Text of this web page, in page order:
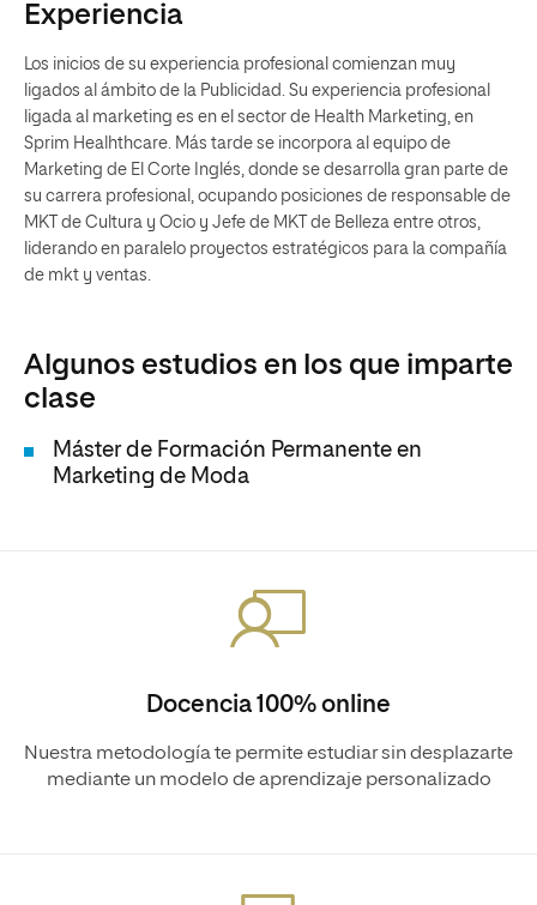
Experiencia
Los inicios de su experiencia profesional comienzan muy
ligados al ámbito de la Publicidad. Su experiencia profesional
ligada al marketing es en el sector de Health Marketing, en
Sprim Healhthcare. Más tarde se incorpora al equipo de
Marketing de El Corte Inglés, donde se desarrolla gran parte de
su carrera profesional, ocupando posiciones de responsable de
MKT de Cultura y Ocio y Jefe de MKT de Belleza entre otros,
liderando en paralelo proyectos estratégicos para la compañía
de mkt y ventas.
Algunos estudios en los que imparte
clase
Máster de Formación Permanente en
Marketing de Moda
Docencia 100% online
Nuestra metodología te permite estudiar sin desplazarte
mediante un modelo de aprendizaje personalizado